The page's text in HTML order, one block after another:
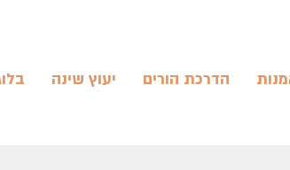
הדרכת הורים יעוץ שינה